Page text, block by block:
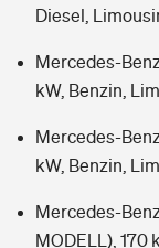
Diesel,
Mercedes-
kW, Benzin,
Mercedes-
kW, Benzin,
Mercedes-
MODELL), 170